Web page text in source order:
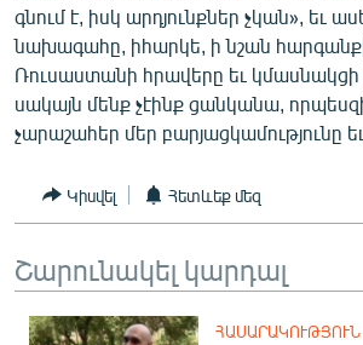
«Ազատության» բոլոր կայքերը
գնում է, իսկ արդյունքներ չկան», եւ
նախագահը, իհարկե, ի նշան
Ռուսաստանի հրավերը եւ կմասնակցի
սակայն մենք չէինք ցանկանա,
չարաշահեր մեր բարյացկամությունը
Կիսվել Հետևեք մեզ
Շարունակել կարդալ
ՀԱՍԱՐԱԿՈՒԹՅՈՒՆ